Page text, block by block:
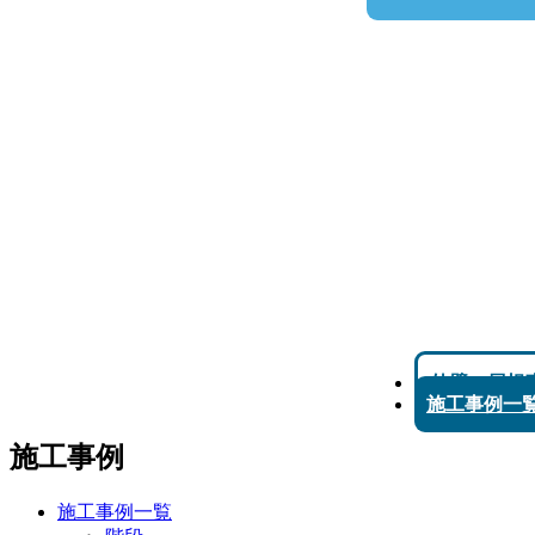
外壁、屋根
施工事例一
施工事例
施工事例一覧